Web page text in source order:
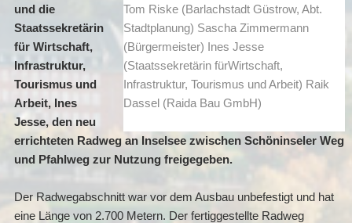
Tom Riske (Barlachstadt Güstrow, Abt.
Stadtplanung) Sascha Zimmermann
(Bürgermeister) Ines Jesse
(Staatssekretärin fürWirtschaft,
Infrastruktur, Tourismus und Arbeit) Raik
Dassel (Raida Bau GmbH)
und die
Staatssekretärin
für Wirtschaft,
Infrastruktur,
Tourismus und
Arbeit, Ines
Jesse, den neu
errichteten Radweg an Inselsee zwischen Schöninseler Weg
und Pfahlweg zur Nutzung freigegeben.
Der Radwegabschnitt war vor dem Ausbau unbefestigt und hat
eine Länge von 2.700 Metern. Der fertiggestellte Radweg